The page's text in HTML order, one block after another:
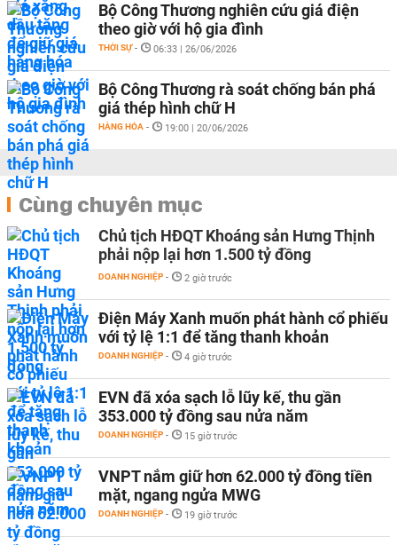
Bộ Công Thương nghiên cứu giá điện
theo giờ với hộ gia đình
THỜI SỰ - 06:33 | 26/06/2026
Bộ Công Thương rà soát chống bán phá
giá thép hình chữ H
HÀNG HÓA - 19:00 | 20/06/2026
Cùng chuyên mục
Chủ tịch HĐQT Khoáng sản Hưng Thịnh
phải nộp lại hơn 1.500 tỷ đồng
DOANH NGHIỆP - 2 giờ trước
Điện Máy Xanh muốn phát hành cổ phiếu
với tỷ lệ 1:1 để tăng thanh khoản
DOANH NGHIỆP - 4 giờ trước
EVN đã xóa sạch lỗ lũy kế, thu gần
353.000 tỷ đồng sau nửa năm
DOANH NGHIỆP - 15 giờ trước
VNPT nắm giữ hơn 62.000 tỷ đồng tiền
mặt, ngang ngửa MWG
DOANH NGHIỆP - 19 giờ trước